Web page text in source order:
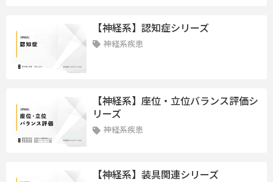
【神経系】認知症シリーズ
神経系疾患
【神経系】座位・立位バランス評価シ
リーズ
神経系疾患
【神経系】装具関連シリーズ